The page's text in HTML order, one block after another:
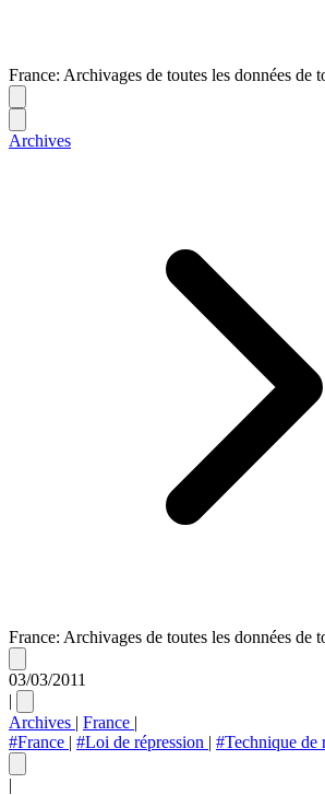
France: Archivages de toutes les données de
Archives
France: Archivages de toutes les données de
03/03/2011
|
Archives | France |
#France | #Loi de répression | #Technique de
|